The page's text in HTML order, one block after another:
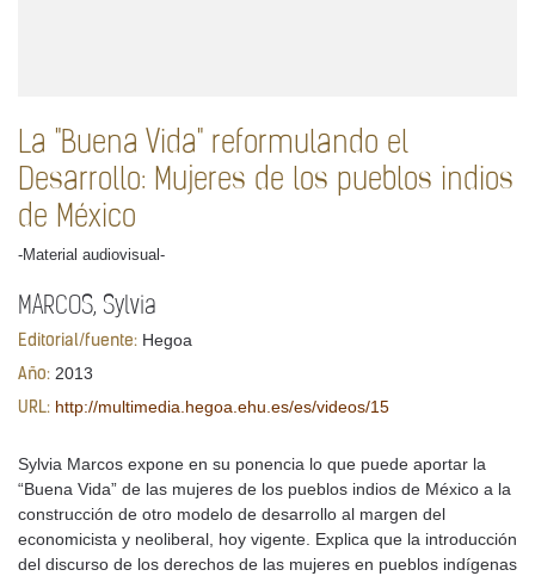
La "Buena Vida" reformulando el
Desarrollo: Mujeres de los pueblos indios
de México
-Material audiovisual-
MARCOS, Sylvia
Editorial/fuente: Hegoa
Año: 2013
URL: http://multimedia.hegoa.ehu.es/es/videos/15
Sylvia Marcos expone en su ponencia lo que puede aportar la
“Buena Vida” de las mujeres de los pueblos indios de México a la
construcción de otro modelo de desarrollo al margen del
economicista y neoliberal, hoy vigente. Explica que la introducción
del discurso de los derechos de las mujeres en pueblos indígenas